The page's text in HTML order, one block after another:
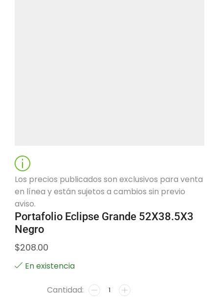
Los precios publicados son exclusivos para venta
en línea y están sujetos a cambios sin previo
aviso.
Portafolio Eclipse Grande 52X38.5X3
Negro
$208.00
En existencia